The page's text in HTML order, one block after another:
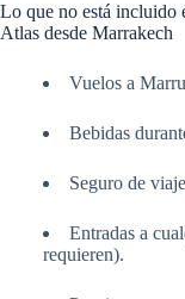
Lo que no está incluido
Atlas desde Marrakech
Vuelos a
Bebidas
Seguro de
Entradas a
requieren).